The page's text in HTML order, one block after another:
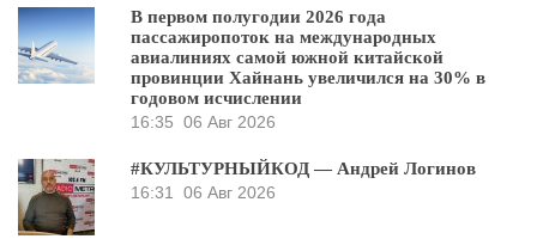
В первом полугодии 2026 года
пассажиропоток на международных
авиалиниях самой южной китайской
провинции Хайнань увеличился на 30% в
годовом исчислении
16:35 06 Авг 2026
#КУЛЬТУРНЫЙКОД — Андрей Логинов
16:31
06 Авг 2026